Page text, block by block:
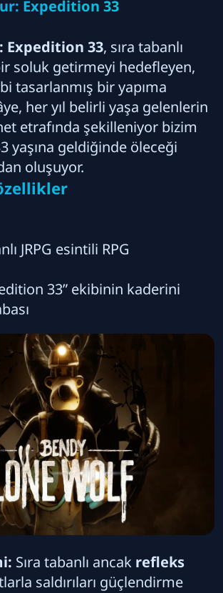
Expedition 33
Expedition 33, sıra tabanlı
soluk getirmeyi hedefleyen,
tasarlanmış bir yapıma
her yıl belirli yaşa gelenlerin
etrafında şekilleniyor bizim
yaşına geldiğinde öleceği
oluşuyor.
JRPG esintili RPG
33” ekibinin kaderini
Sıra tabanlı ancak refleks
saldırıları güçlendirme